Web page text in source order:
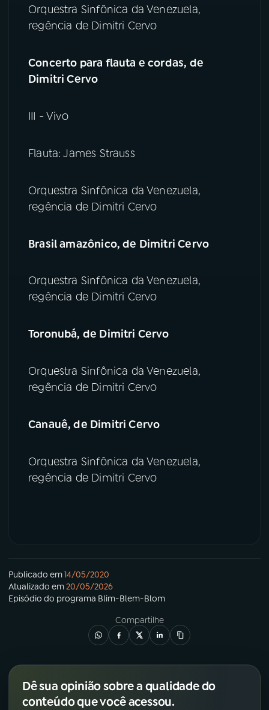
Orquestra Sinfônica da Venezuela,
regência de Dimitri Cervo
Concerto para flauta e cordas, de
Dimitri Cervo
III - Vivo
Flauta: James Strauss
Orquestra Sinfônica da Venezuela,
regência de Dimitri Cervo
Brasil amazônico, de Dimitri Cervo
Orquestra Sinfônica da Venezuela,
regência de Dimitri Cervo
Toronubá, de Dimitri Cervo
Orquestra Sinfônica da Venezuela,
regência de Dimitri Cervo
Canauê, de Dimitri Cervo
Orquestra Sinfônica da Venezuela,
regência de Dimitri Cervo
Publicado em14/05/2020
Atualizado em20/05/2026
Episódio do programa Blim-Blem-Blom
Compartilhe
Dê sua opinião sobre a qualidade do
conteúdo que você acessou.